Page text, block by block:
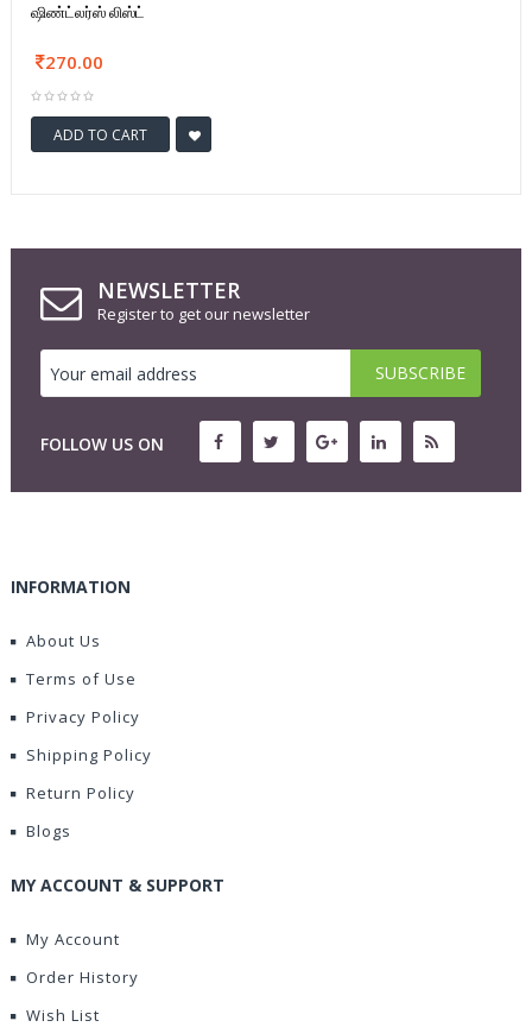
ஷிண்ட்லர்ஸ் லிஸ்ட்
270.00
ADD TO CART
NEWSLETTER
Register to get our newsletter
FOLLOW US ON
INFORMATION
About Us
Terms of Use
Privacy Policy
Shipping Policy
Return Policy
Blogs
MY ACCOUNT & SUPPORT
My Account
Order History
Wish List